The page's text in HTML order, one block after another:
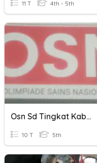
11 T 4th - 5th
Osn Sd Tingkat Kabupaten
10 T 5th